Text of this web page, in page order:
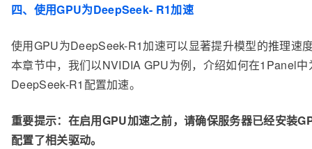
四、使用GPU为DeepSeek- R1加速
使用GPU为DeepSeek-R1加速可以显著提升模型的推理速
本章节中，我们以NVIDIA GPU为例，介绍如何在1Panel中
DeepSeek-R1配置加速。
重要提示：在启用GPU加速之前，请确保服务器已经安装
配置了相关驱动。